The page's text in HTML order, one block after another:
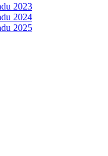
2023
2024
2025